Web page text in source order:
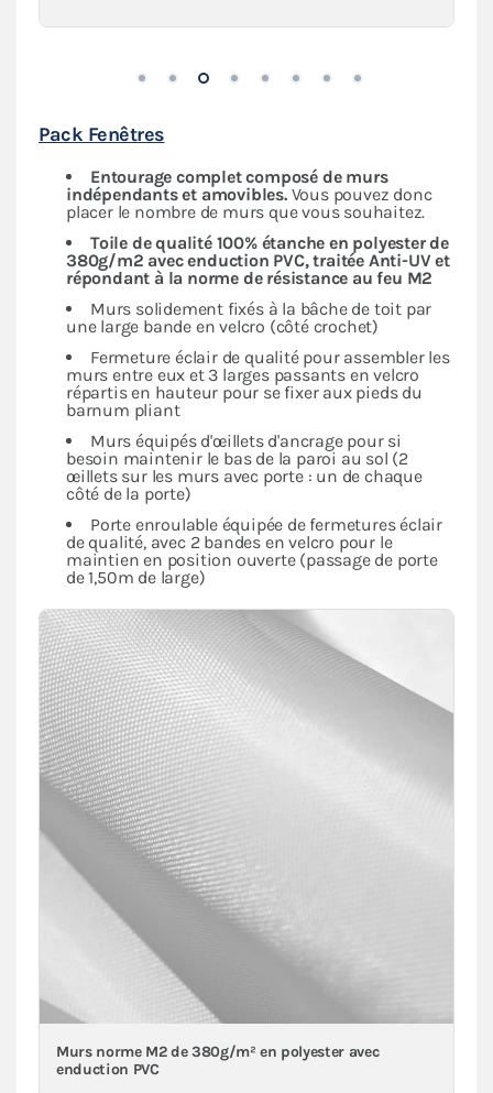
Pack Fenêtres
Entourage complet composé de murs
indépendantset amovibles. Vous pouvez donc
placer le nombre de murs que vous souhaitez.
Toile de qualité 100% étanche en polyester de
380g/m2 avec enduction PVC, traitée Anti-UV et
répondant à la norme de résistance au feu M2
Murs solidement fixés à la bâche de toit par
une large bande en velcro (côté crochet)
Fermeture éclair de qualité pour assembler les
murs entre eux et 3 larges passants en velcro
répartis en hauteur pour se fixer aux pieds du
barnum pliant
Murs équipés d'œillets d'ancrage pour si
besoin maintenir le bas de la paroi au sol (2
œillets sur les murs avec porte : un de chaque
côté de la porte)
Porte enroulable équipée de fermetures éclair
de qualité, avec 2 bandes en velcro pour le
maintien en position ouverte (passage de porte
de 1,50m de large)
Murs norme M2 de 380g/m² en polyester avec
enduction PVC